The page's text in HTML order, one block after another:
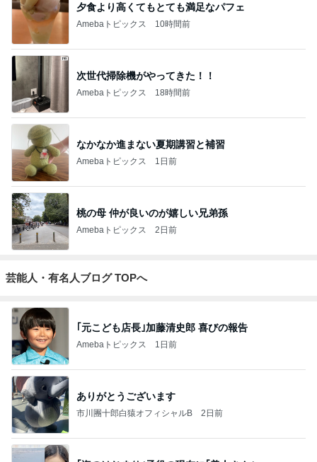
夕食より高くてもとても満足なパフェ
Amebaトピックス 10時間前
次世代掃除機がやってきた！！
Amebaトピックス 18時間前
なかなか進まない夏期講習と補習
Amebaトピックス 1日前
桃の母 仲が良いのが嬉しい兄弟孫
Amebaトピックス 2日前
芸能人・有名人ブログ TOPへ
｢元こども店長｣加藤清史郎 喜びの報告
Amebaトピックス 1日前
ありがとうございます
市川團十郎白猿オフィシャルB 2日前